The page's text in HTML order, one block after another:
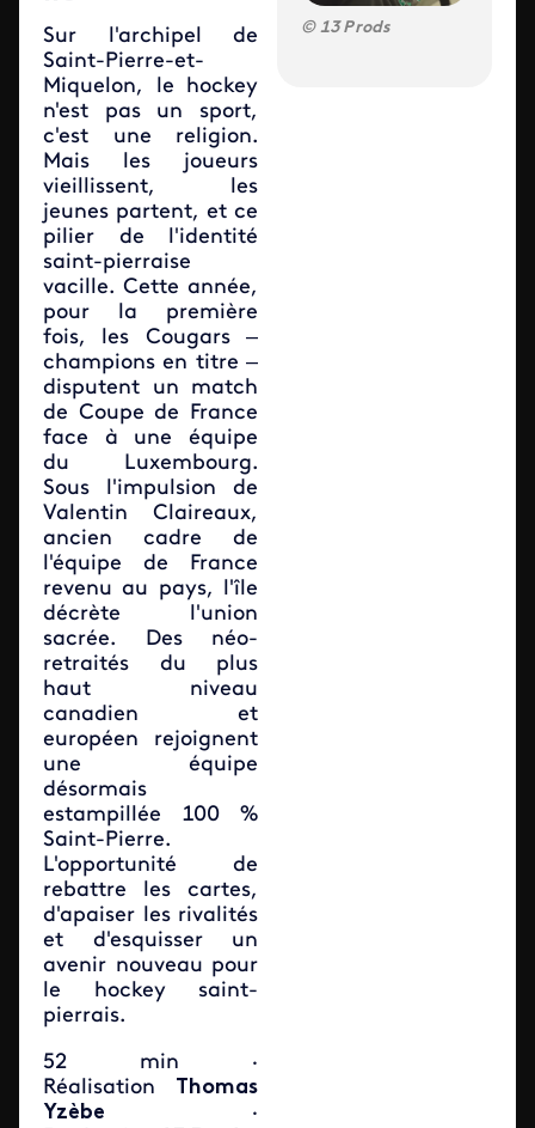
Sur l'archipel de
Saint-Pierre-et-
Miquelon, le hockey
n'est pas un sport,
c'est une religion.
Mais les joueurs
vieillissent, les
jeunes partent, et ce
pilier de l'identité
saint-pierraise
vacille. Cette année,
pour la première
fois, les Cougars –
champions en titre –
disputent un match
de Coupe de France
face à une équipe
du Luxembourg.
Sous l'impulsion de
Valentin Claireaux,
ancien cadre de
l'équipe de France
revenu au pays, l'île
décrète l'union
sacrée. Des néo-
retraités du plus
haut niveau
canadien et
européen rejoignent
une équipe
désormais
estampillée 100 %
Saint-Pierre.
L'opportunité de
rebattre les cartes,
d'apaiser les rivalités
et d'esquisser un
avenir nouveau pour
le hockey saint-
pierrais.
52 min ·
Réalisation Thomas
Yzèbe ·
13 Prods